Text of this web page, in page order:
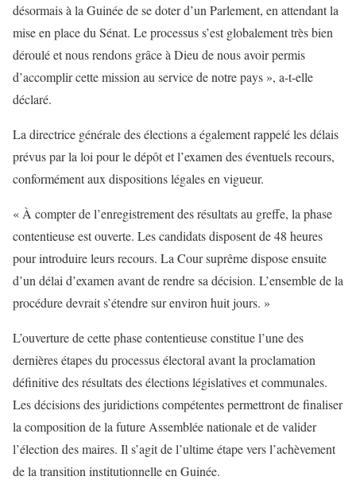
désormais à la Guinée de se doter d’un Parlement, en attendant la
mise en place du Sénat. Le processus s’est globalement très bien
déroulé et nous rendons grâce à Dieu de nous avoir permis
d’accomplir cette mission au service de notre pays », a-t-elle
déclaré.
La directrice générale des élections a également rappelé les délais
prévus par la loi pour le dépôt et l’examen des éventuels recours,
conformément aux dispositions légales en vigueur.
« À compter de l’enregistrement des résultats au greffe, la phase
contentieuse est ouverte. Les candidats disposent de 48 heures
pour introduire leurs recours. La Cour suprême dispose ensuite
d’un délai d’examen avant de rendre sa décision. L’ensemble de la
procédure devrait s’étendre sur environ huit jours. »
L’ouverture de cette phase contentieuse constitue l’une des
dernières étapes du processus électoral avant la proclamation
définitive des résultats des élections législatives et communales.
Les décisions des juridictions compétentes permettront de finaliser
la composition de la future Assemblée nationale et de valider
l’élection des maires. Il s’agit de l’ultime étape vers l’achèvement
de la transition institutionnelle en Guinée.